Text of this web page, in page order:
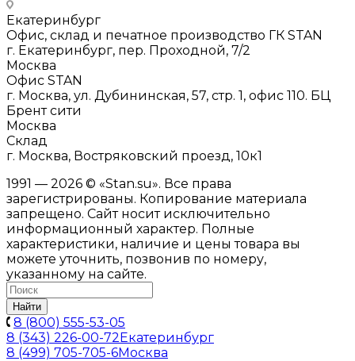
Екатеринбург
Офис, склад и печатное производство ГК STAN
г. Екатеринбург, пер. Проходной, 7/2
Москва
Офис STAN
г. Москва, ул. Дубининская, 57, стр. 1, офис 110. БЦ
Брент сити
Москва
Склад
г. Москва, Востряковский проезд, 10к1
1991 — 2026 © «Stan.su». Все права
зарегистрированы. Копирование материала
запрещено. Сайт носит исключительно
информационный характер. Полные
характеристики, наличие и цены товара вы
можете уточнить, позвонив по номеру,
указанному на сайте.
Найти
8 (800) 555-53-05
8 (343) 226-00-72Екатеринбург
8 (499) 705-705-6Москва